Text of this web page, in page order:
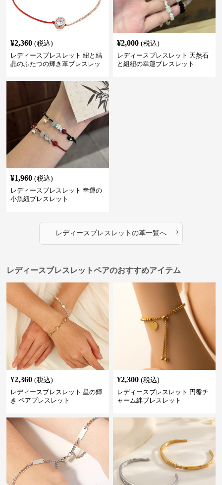
¥2,360 (税込)
レディースブレスレット 紐と結
晶のふたつの輝き革ブレスレッ
¥2,000 (税込)
レディースブレスレット 天然石
と組紐の幸運ブレスレット
¥1,960 (税込)
レディースブレスレット 幸運の
小魚紐ブレスレット
レディースブレスレット の革一覧へ ›
レディースブレスレットペアのおすすめアイテム
¥2,360 (税込)
レディースブレスレット 星の輝
き ペアブレスレット
¥2,300 (税込)
レディースブレスレット 円盤チ
ャーム絆ブレスレット